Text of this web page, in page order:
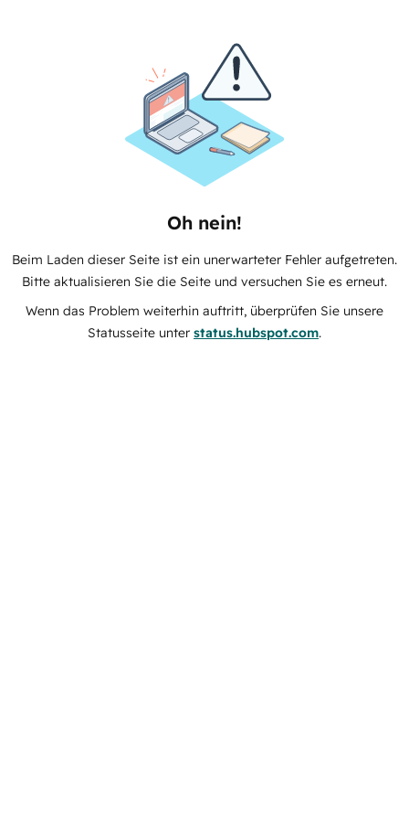
Oh nein!
Beim Laden dieser Seite ist ein unerwarteter Fehler aufgetreten.
Bitte aktualisieren Sie die Seite und versuchen Sie es erneut.
Wenn das Problem weiterhin auftritt, überprüfen Sie unsere
Statusseite unter status.hubspot.com.